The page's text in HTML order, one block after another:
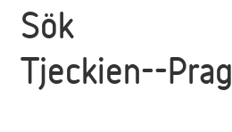
Sök
Tjeckien--Prag